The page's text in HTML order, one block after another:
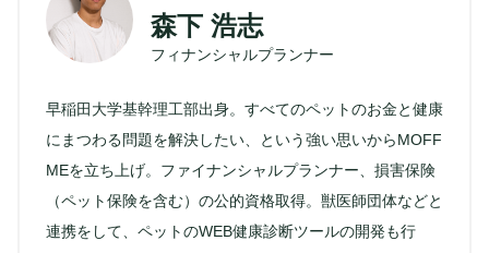
森下 浩志
フィナンシャルプランナー
早稲田大学基幹理工部出身。すべてのペットのお金と健康
にまつわる問題を解決したい、という強い思いからMOFF
MEを立ち上げ。ファイナンシャルプランナー、損害保険
（ペット保険を含む）の公的資格取得。獣医師団体などと
連携をして、ペットのWEB健康診断ツールの開発も行